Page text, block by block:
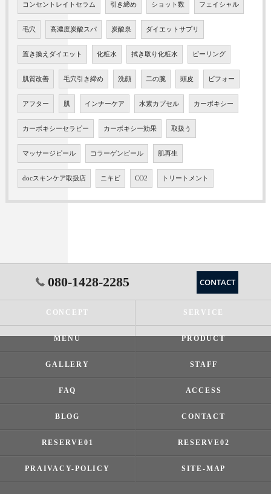
コンセントレイトセラム 引き締め ショット数 フェイシャル
毛穴 高濃度炭酸スパ 炭酸泉 ダイエットサプリ
置き換えダイエット 化粧水 拭き取り化粧水 ピーリング
肌質改善 毛穴引き締め 洗顔 二の腕 頭皮 ビフォー
アフター 肌 インナーケア 水素カプセル カーボキシー
カーボキシーセラピー カーボキシー効果 取扱う
マッサージピール コラーゲンピール 肌再生
docスキンケア取扱店 ニキビ CO2 トリートメント
080-1428-2285 CONTACT
CONCEPT SERVICE
MENU PRODUCT
GALLERY STAFF
FAQ ACCESS
BLOG CONTACT
RESERVE01 RESERVE02
PRAIVACY-POLICY SITE-MAP